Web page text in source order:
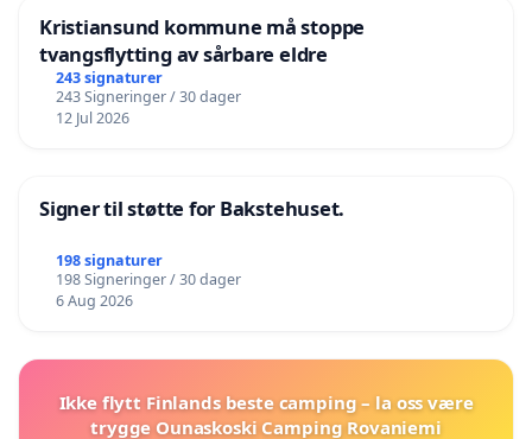
Kristiansund kommune må stoppe
tvangsflytting av sårbare eldre
243 signaturer
243 Signeringer / 30 dager
12 Jul 2026
Signer til støtte for Bakstehuset.
198 signaturer
198 Signeringer / 30 dager
6 Aug 2026
Ikke flytt Finlands beste camping – la oss være
trygge Ounaskoski Camping Rovaniemi